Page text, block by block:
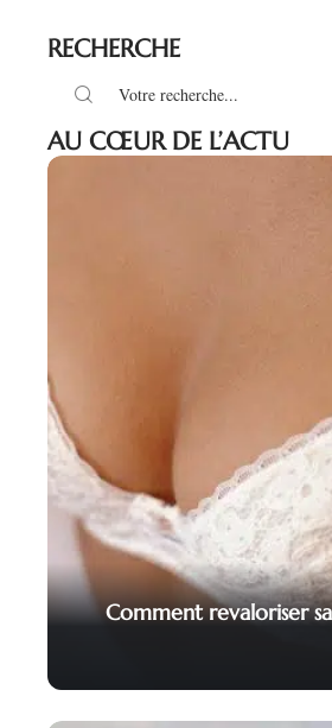
RECHERCHE
AU CŒUR DE L’ACTU
Comment revaloriser